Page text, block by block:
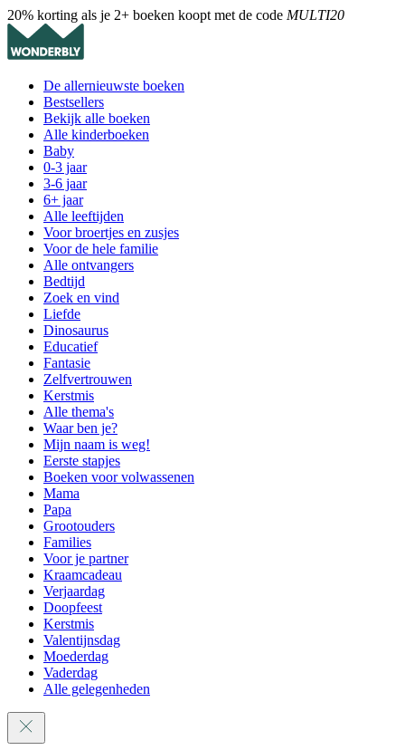
20% korting als je 2+ boeken koopt met de code MULTI20
De allernieuwste boeken
Bestsellers
Bekijk alle boeken
Alle kinderboeken
Baby
0-3 jaar
3-6 jaar
6+ jaar
Alle leeftijden
Voor broertjes en zusjes
Voor de hele familie
Alle ontvangers
Bedtijd
Zoek en vind
Liefde
Dinosaurus
Educatief
Fantasie
Zelfvertrouwen
Kerstmis
Alle thema's
Waar ben je?
Mijn naam is weg!
Eerste stapjes
Boeken voor volwassenen
Mama
Papa
Grootouders
Families
Voor je partner
Kraamcadeau
Verjaardag
Doopfeest
Kerstmis
Valentijnsdag
Moederdag
Vaderdag
Alle gelegenheden